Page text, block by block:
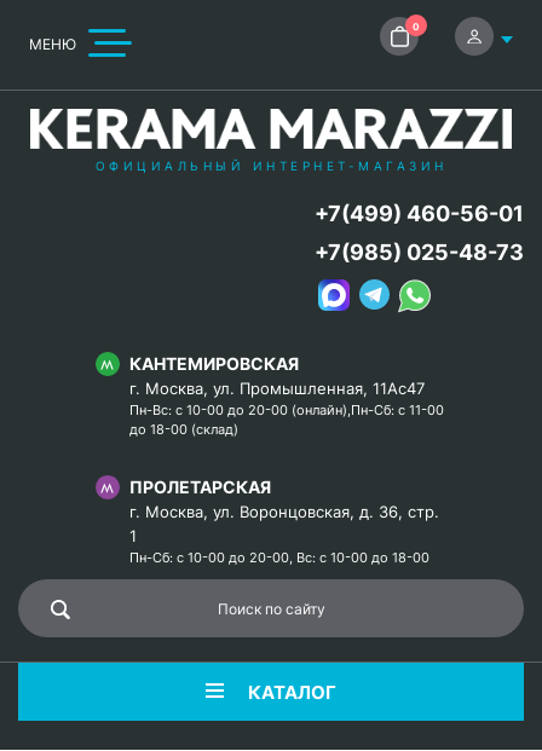
МЕНЮ
0
ОФИЦИАЛЬНЫЙ ИНТЕРНЕТ-МАГАЗИН
КАНТЕМИРОВСКАЯ
г. Москва, ул. Промышленная, 11Ас47
Пн-Вс: с 10-00 до 20-00 (онлайн),Пн-Сб: с 11-00
до 18-00 (склад)
ПРОЛЕТАРСКАЯ
г. Москва, ул. Воронцовская, д. 36, стр.
1
Пн-Сб: с 10-00 до 20-00, Вс: с 10-00 до 18-00
+7(499) 460-56-01
+7(985) 025-48-73
КАТАЛОГ